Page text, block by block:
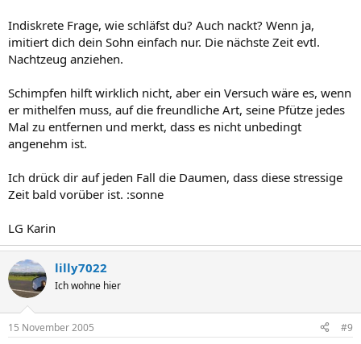
Indiskrete Frage, wie schläfst du? Auch nackt? Wenn ja,
imitiert dich dein Sohn einfach nur. Die nächste Zeit evtl.
Nachtzeug anziehen.
Schimpfen hilft wirklich nicht, aber ein Versuch wäre es, wenn
er mithelfen muss, auf die freundliche Art, seine Pfütze jedes
Mal zu entfernen und merkt, dass es nicht unbedingt
angenehm ist.
Ich drück dir auf jeden Fall die Daumen, dass diese stressige
Zeit bald vorüber ist. :sonne
LG Karin
lilly7022
Ich wohne hier
15 November 2005 #9